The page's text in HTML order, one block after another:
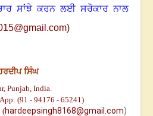
ਸਾਂਝੇ ਕਰਨ ਲਈ ਸਰੋਕਾਰ ਨਾਲ
om)
ਸਿੰਘ
Punjab, India.
(91 - 94176 - 65241)
(hardeepsingh8168@gmail.com)